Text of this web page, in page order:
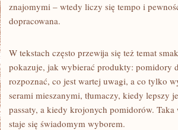
znajomymi – wtedy liczy się tempo i
dopracowana.
W tekstach często przewija się też temat
pokazuje, jak wybierać produkty: pomidory
rozpoznać, co jest wartej uwagi, a co tylko
serami mieszanymi, tłumaczy, kiedy lepszy
passaty, a kiedy krojonych pomidorów.
staje się świadomym wyborem.